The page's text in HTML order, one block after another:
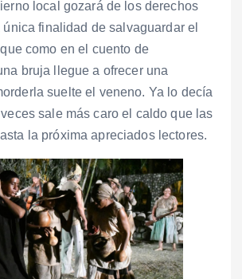
local gozará de los derechos
única finalidad de salvaguardar el
como en el cuento de
bruja llegue a ofrecer una
suelte el veneno. Ya lo decía
sale más caro el caldo que las
la próxima apreciados lectores.